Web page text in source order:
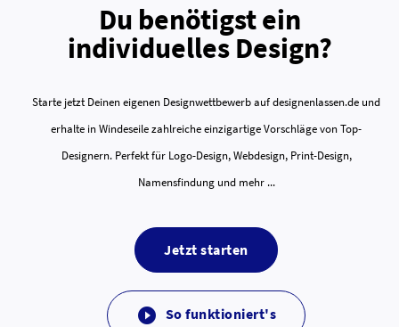
Du benötigst ein
individuelles Design?
Starte jetzt Deinen eigenen Designwettbewerb auf designenlassen.de und
erhalte in Windeseile zahlreiche einzigartige Vorschläge von Top-
Designern. Perfekt für Logo-Design, Webdesign, Print-Design,
Namensfindung und mehr ...
Jetzt starten
 So funktioniert's